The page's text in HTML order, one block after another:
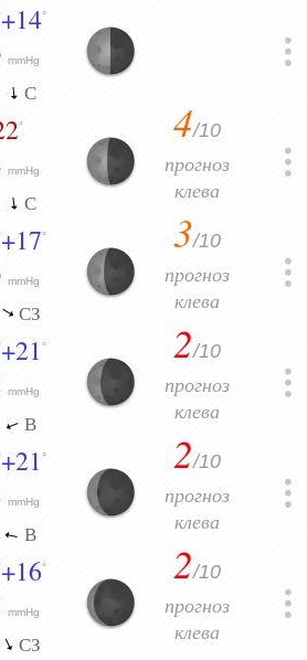
+14°
mmHg
С
°
mmHg
С
4/10
прогноз
клева
+17°
mmHg
СЗ
3/10
прогноз
клева
+21°
mmHg
В
2/10
прогноз
клева
+21°
mmHg
В
2/10
прогноз
клева
+16°
mmHg
СЗ
2/10
прогноз
клева